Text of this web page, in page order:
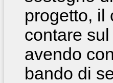
progetto, il
contare
avendo
bando di